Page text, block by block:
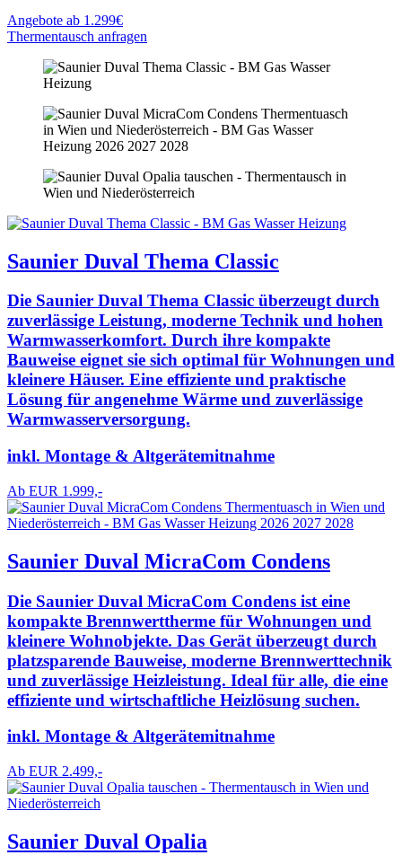
Angebote ab 1.299€
Thermentausch anfragen
Saunier Duval Thema Classic
Die Saunier Duval Thema Classic überzeugt durch
zuverlässige Leistung, moderne Technik und hohen
Warmwasserkomfort. Durch ihre kompakte
Bauweise eignet sie sich optimal für Wohnungen und
kleinere Häuser. Eine effiziente und praktische
Lösung für angenehme Wärme und zuverlässige
Warmwasserversorgung.
inkl. Montage & Altgerätemitnahme
Ab EUR 1.999,-
Saunier Duval MicraCom Condens
Die Saunier Duval MicraCom Condens ist eine
kompakte Brennwerttherme für Wohnungen und
kleinere Wohnobjekte. Das Gerät überzeugt durch
platzsparende Bauweise, moderne Brennwerttechnik
und zuverlässige Heizleistung. Ideal für alle, die eine
effiziente und wirtschaftliche Heizlösung suchen.
inkl. Montage & Altgerätemitnahme
Ab EUR 2.499,-
Saunier Duval Opalia